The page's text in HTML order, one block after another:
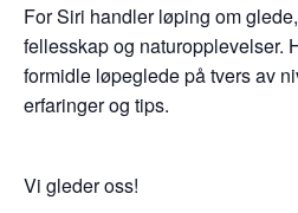
For Siri handler løping om
fellesskap og naturopplevelser.
formidle løpeglede på tvers av
erfaringer og tips.
Vi gleder oss!